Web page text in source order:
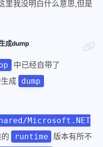
里我没明白什么意思,但是
成dump
中已经自带了
成 dump
Microsoft.NET
runtime
版本有所不